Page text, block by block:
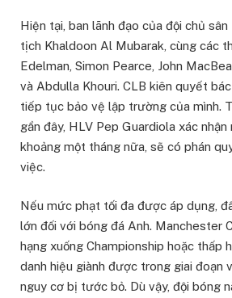
Hiện tại, ban lãnh đạo của đội chủ
tịch Khaldoon Al Mubarak, cùng các
Edelman, Simon Pearce, John
và Abdulla Khouri. CLB kiên quyết
tiếp tục bảo vệ lập trường của mình.
gần đây, HLV Pep Guardiola xác
khoảng một tháng nữa, sẽ có phán
việc.
Nếu mức phạt tối đa được áp dụng,
lớn đối với bóng đá Anh. Manchester
hạng xuống Championship hoặc thấp
danh hiệu giành được trong giai đoạn
nguy cơ bị tước bỏ. Dù vậy, đội bóng